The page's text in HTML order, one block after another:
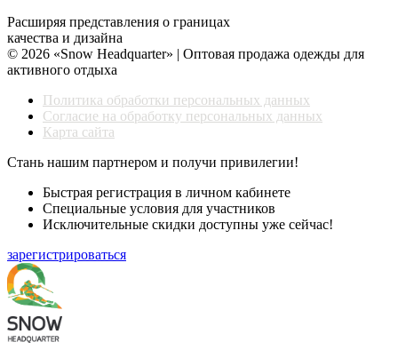
Расширяя представления о границах
качества и дизайна
© 2026 «Snow Headquarter» | Оптовая продажа одежды для
активного отдыха
Политика обработки персональных данных
Согласие на обработку персональных данных
Карта сайта
Стань нашим партнером и получи привилегии!
Быстрая регистрация в личном кабинете
Специальные условия для участников
Исключительные скидки доступны уже сейчас!
зарегистрироваться